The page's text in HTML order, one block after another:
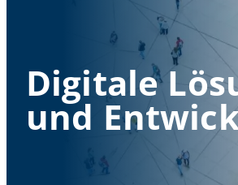
Digitale
und